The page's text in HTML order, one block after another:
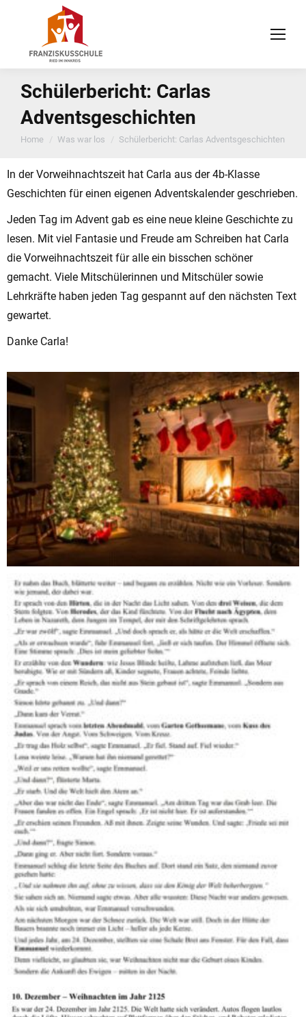
Schülerbericht: Carlas
Adventsgeschichten
You are here:
Home Was war los Schülerbericht: Carlas Adventsgeschichten
In der Vorweihnachtszeit hat Carla aus der 4b-Klasse
Geschichten für einen eigenen Adventskalender geschrieben.
Jeden Tag im Advent gab es eine neue kleine Geschichte zu
lesen. Mit viel Fantasie und Freude am Schreiben hat Carla
die Vorweihnachtszeit für alle ein bisschen schöner
gemacht. Viele Mitschülerinnen und Mitschüler sowie
Lehrkräfte haben jeden Tag gespannt auf den nächsten Text
gewartet.
Danke Carla!